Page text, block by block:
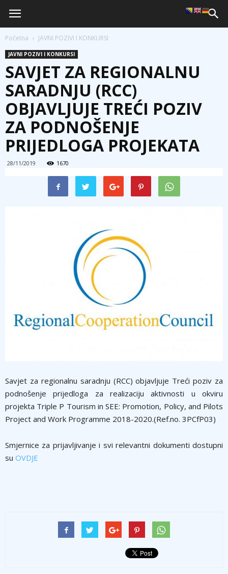
Početna JAVNI POZIVI I KONKURSI
JAVNI POZIVI I KONKURSI
SAVJET ZA REGIONALNU
SARADNJU (RCC)
OBJAVLJUJE TREĆI POZIV
ZA PODNOŠENJE
PRIJEDLOGA PROJEKATA
28/11/2019 1670
Savjet za regionalnu saradnju (RCC) objavljuje Treći poziv za
podnošenje prijedloga za realizaciju aktivnosti u okviru
projekta Triple P Tourism in SEE: Promotion, Policy, and Pilots
Project and Work Programme 2018-2020.(Ref.no. 3PCfP03)
Smjernice za prijavljivanje i svi relevantni dokumenti dostupni
su OVDJE